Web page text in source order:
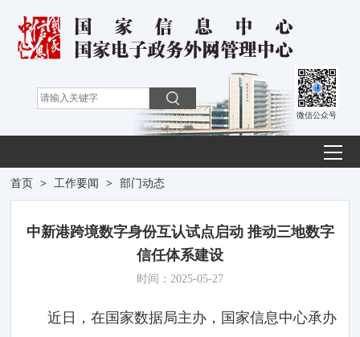
微信公众号
首页 > 工作要闻 > 部门动态
中新港跨境数字身份互认试点启动 推动三地数字
信任体系建设
时间：2025-05-27
近日，在国家数据局主办，国家信息中心承办